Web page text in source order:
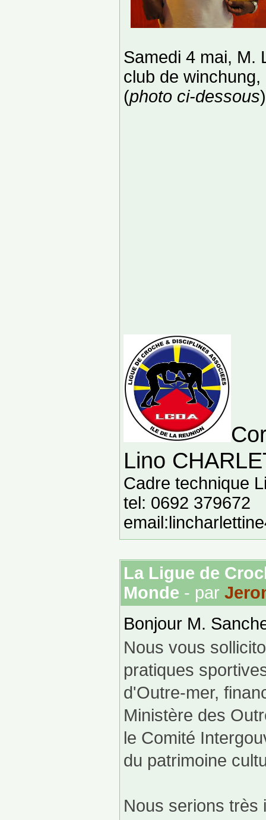
Samedi 4 mai, M.
club de
(photo ci-dessous
Lino
Cadre technique
tel: 0692 379672
La Ligue de
Monde - par
Bonjour M.
Nous vous
pratiques
d'Outre-mer,
Ministère des
le Comité
du patrimoine
Nous serions très